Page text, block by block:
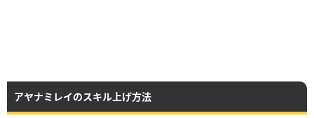
アヤナミレイのスキル上げ方法